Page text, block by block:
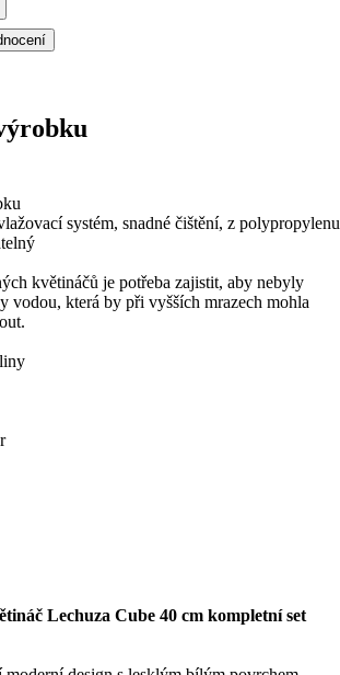
systém, snadné čištění, z polypropylenu
květináčů je potřeba zajistit, aby nebyly
vodou, která by při vyšších mrazech mohla
Lechuza Cube 40 cm kompletní set